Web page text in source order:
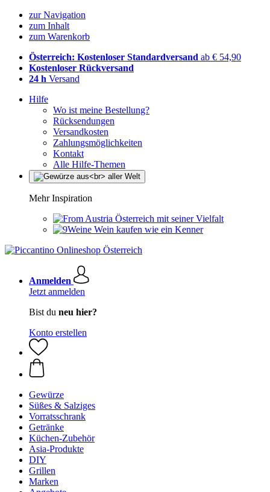
zur Navigation
zum Inhalt
zum Warenkorb
Österreich: Kostenloser Standardversand ab € 54,90
Kostenloser Rückversand
24 h Versand
Hilfe
Wo ist meine Bestellung?
Rücksendungen
Versandkosten
Zahlungsmöglichkeiten
Kontakt
Alle Hilfe-Themen
Mehr Inspiration
Österreich mit seiner Vielfalt
Wein kaufen wie ein Kenner
Anmelden
Jetzt anmelden
Bist du neu hier?
Konto erstellen
Gewürze
Süßes & Salziges
Vorratsschrank
Getränke
Küchen-Zubehör
Asia-Produkte
DIY
Grillen
Marken